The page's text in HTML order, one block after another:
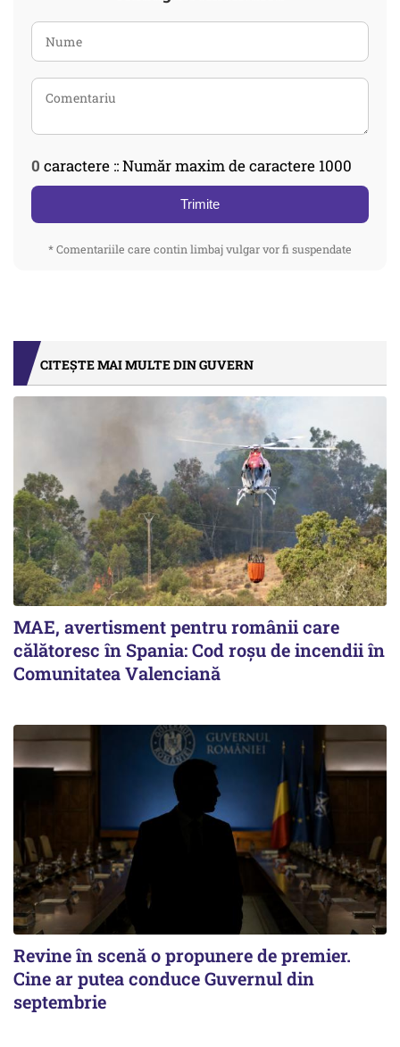
0 caractere :: Număr maxim de caractere 1000
Trimite
* Comentariile care contin limbaj vulgar vor fi suspendate
CITEȘTE MAI MULTE DIN GUVERN
MAE, avertisment pentru românii care
călătoresc în Spania: Cod roșu de incendii în
Comunitatea Valenciană
Revine în scenă o propunere de premier.
Cine ar putea conduce Guvernul din
septembrie